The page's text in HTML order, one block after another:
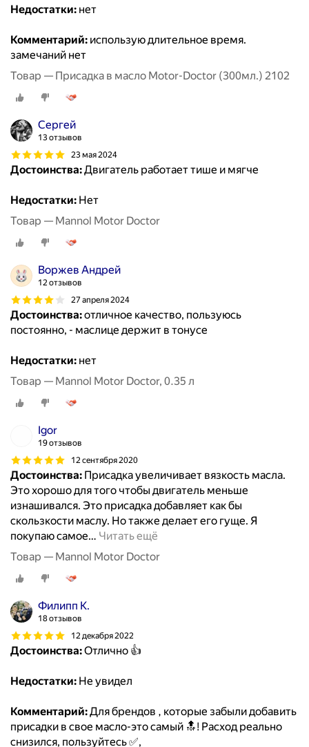
Недостатки: нет
Комментарий: использую длительное время.
замечаний нет
Товар — Присадка в масло Motor-Doctor (300мл.) 2102
Сергей
13 отзывов
23 мая 2024
Достоинства:Двигатель работает тише и мягче
Недостатки: Нет
Товар — Mannol Motor Doctor
Воржев Андрей
12 отзывов
27 апреля 2024
Достоинства:отличное качество, пользуюсь
постоянно, - маслице держит в тонусе
Недостатки: нет
Товар — Mannol Motor Doctor, 0.35 л
Igor
19 отзывов
12 сентября 2020
Достоинства: Присадка увеличивает вязкость масла.
Это хорошо для того чтобы двигатель меньше
изнашивался. Это присадка добавляет как бы
скользкости маслу. Но также делает его гуще. Я
покупаю самое… Читать ещё
Товар — Mannol Motor Doctor
Филипп К.
18 отзывов
12 декабря 2022
Достоинства:Отлично 👍
Недостатки: Не увидел
Комментарий:Для брендов , которые забыли добавить
присадки в свое масло-это самый 🔝! Расход реально
снизился, пользуйтесь ✅,